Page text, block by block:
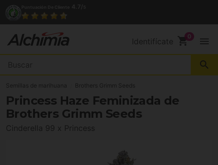
Identifícate shopping_cart menu
search
Semillas de marihuana Brothers Grimm Seeds
Princess Haze Feminizada de
Brothers Grimm Seeds
Cinderella 99 x Princess